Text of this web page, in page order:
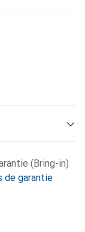
(Bring-in)
de garantie